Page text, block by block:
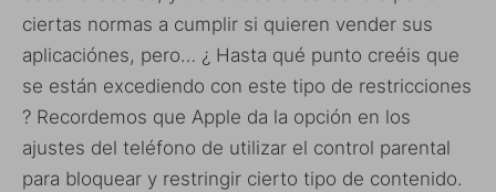
ciertas normas a cumplir si quieren vender sus
aplicaciónes, pero… ¿ Hasta qué punto creéis que
se están excediendo con este tipo de restricciones
? Recordemos que Apple da la opción en los
ajustes del teléfono de utilizar el control parental
para bloquear y restringir cierto tipo de contenido.